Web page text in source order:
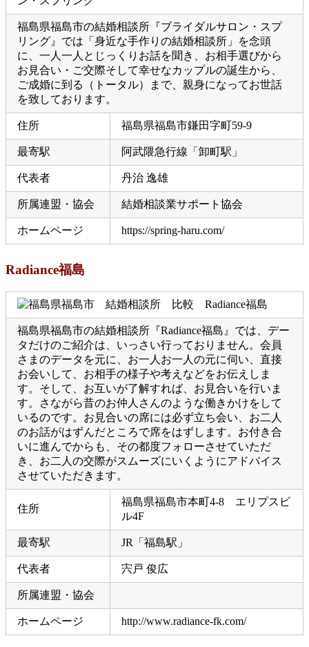
福島県福島市の結婚相談所『ブライダルサロン・スプ
リング』では「身近な手作りの結婚相談所」を念頭
に、一人一人とじっくりお話を聞き、お相手選びから
お見合い・ご交際そして幸せなカップルの誕生から、
ご成婚に到る（トータル）まで、親身になってお世話
を致しております。
住所 福島県福島市鎌田字町59-9
最寄駅 阿武隈急行線「卸町駅」
代表者 丹治 逸雄
所属連盟・協会 結婚相談業サポート協会
ホームページ https://spring-haru.com/
Radiance福島
福島県福島市の結婚相談所『Radiance福島』では、デー
タだけのご紹介は、いっさい行っておりません。会員
さまのデータを元に、お一人お一人の元に伺い、直接
お会いして、お相手の様子や考えなどをお伝えしま
す。そして、お互いが了解すれば、お見合いを行いま
す。さながら昔のお仲人さんのような働きかけをして
いるのです。お見合いの席には必ず立ち会い、お二人
のお話がはずんだところで席をはずします。お付き合
いに進んでからも、その都度フォローさせていただ
き、お二人の交際がスムーズにいくようにアドバイス
させていただきます。
住所
福島県福島市本町4-8 エリプスビ
ル4F
最寄駅 JR「福島駅」
代表者 宍戸 俊広
所属連盟・協会
ホームページ http://www.radiance-fk.com/